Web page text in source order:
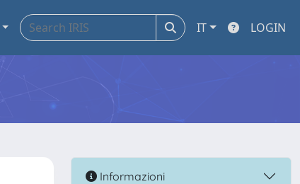
IT LOGIN
Informazioni